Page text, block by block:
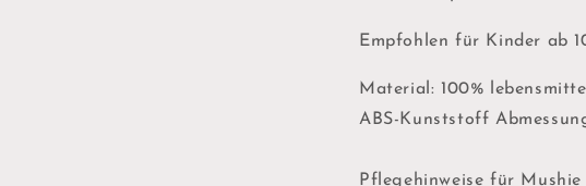
Empfohlen für Kinder ab
Material: 100%
ABS-Kunststoff
Pflegehinweise für